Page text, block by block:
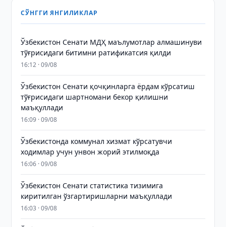
СЎНГГИ ЯНГИЛИКЛАР
Ўзбекистон Сенати МДҲ маълумотлар алмашинуви
тўғрисидаги битимни ратификатсия қилди
16:12 · 09/08
Ўзбекистон Сенати қочқинларга ёрдам кўрсатиш
тўғрисидаги шартномани бекор қилишни
маъқуллади
16:09 · 09/08
Ўзбекистонда коммунал хизмат кўрсатувчи
ходимлар учун унвон жорий этилмоқда
16:06 · 09/08
Ўзбекистон Сенати статистика тизимига
киритилган ўзгартиришларни маъқуллади
16:03 · 09/08